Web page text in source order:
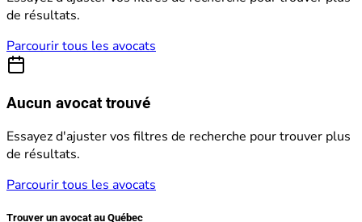
de résultats.
Parcourir tous les avocats
Aucun avocat trouvé
Essayez d'ajuster vos filtres de recherche pour trouver plus
de résultats.
Parcourir tous les avocats
Trouver un avocat au Québec